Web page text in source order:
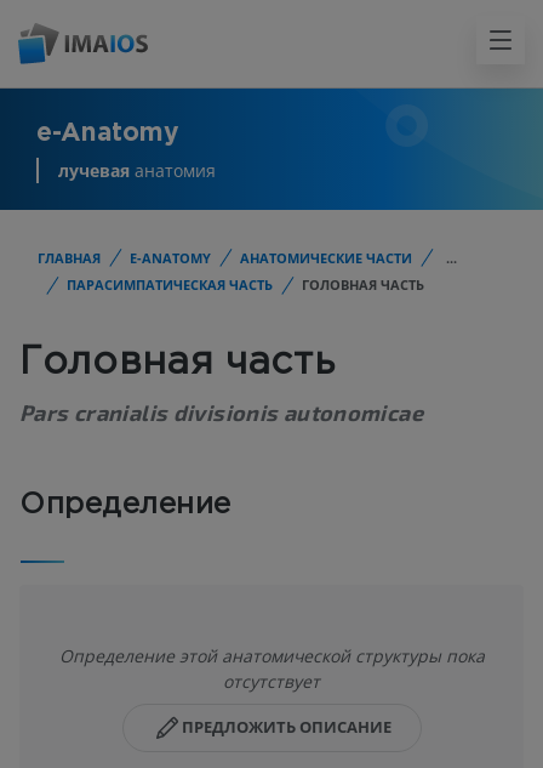
e-Anatomy
лучевая анатомия
ГЛАВНАЯ E-ANATOMY АНАТОМИЧЕСКИЕ ЧАСТИ
...
ПАРАСИМПАТИЧЕСКАЯ ЧАСТЬ
ГОЛОВНАЯ ЧАСТЬ
Головная часть
Pars cranialis divisionis autonomicae
Определение
Определение этой анатомической структуры пока
отсутствует
ПРЕДЛОЖИТЬ ОПИСАНИЕ